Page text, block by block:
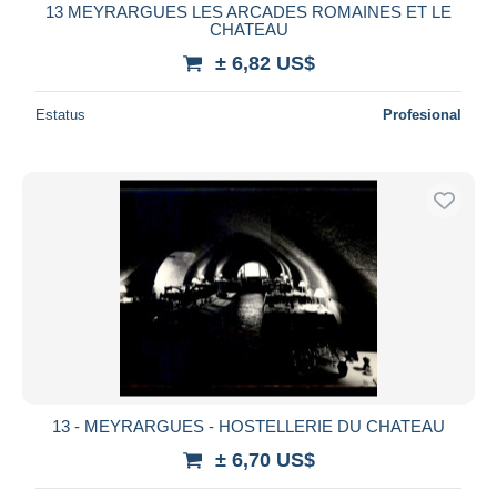
13 MEYRARGUES LES ARCADES ROMAINES ET LE
CHATEAU
± 6,82 US$
Estatus Profesional
13 - MEYRARGUES - HOSTELLERIE DU CHATEAU
± 6,70 US$